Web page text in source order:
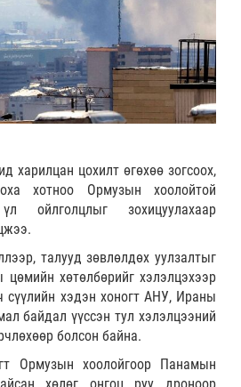
харилцан цохилт өгөхөө зогсоох,
хотноо Ормузын хоолойтой
ойлголцлыг зохицуулахаар
талууд зөвлөлдөх уулзалтыг
хөтөлбөрийг хэлэлцэхээр
сүүлийн хэдэн хоногт АНУ, Ираны
байдал үүссэн тул хэлэлцээний
болсон байна.
Ормузын хоолойгоор Панамын